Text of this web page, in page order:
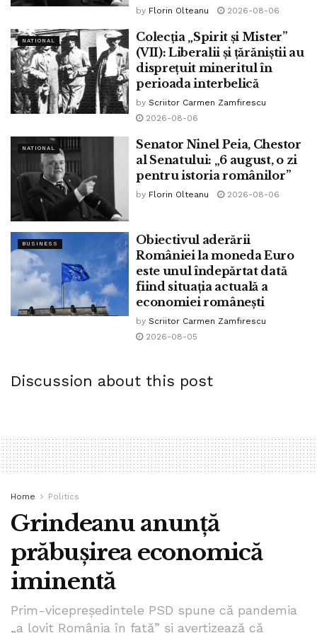
by Florin Olteanu 2026-08-06
NATIONAL
Colecția „Spirit și Mister”
(VII): Liberalii și țărăniștii au
disprețuit mineritul în
perioada interbelică
by Scriitor Carmen Zamfirescu
2026-08-06
NATIONAL
Senator Ninel Peia, Chestor
al Senatului: „6 august, o zi
pentru istoria românilor”
by Florin Olteanu 2026-08-06
BUSINESS
Obiectivul aderării
României la moneda Euro
este unul îndepărtat dată
fiind situația actuală a
economiei românești
by Scriitor Carmen Zamfirescu
2026-08-05
Discussion about this post
Home Politics
Grindeanu anunță
prăbușirea economică
iminentă
Prim-vicepreședintele PSD spune că pandemia
„a lovit România în față” și avertizează că